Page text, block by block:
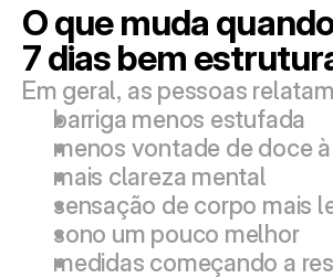
O que muda
7 dias bem
Em geral, as pessoas
barriga menos estufada
menos vontade de doce
mais clareza mental
sensação de corpo mais
sono um pouco melhor
medidas começando a